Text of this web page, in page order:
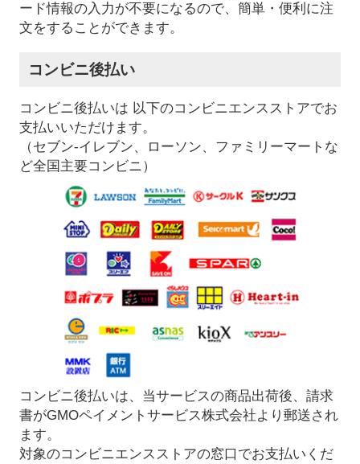
ード情報の入力が不要になるので、簡単・便利に注
文をすることができます。
コンビニ後払い
コンビニ後払いは 以下のコンビニエンスストアでお
支払いいただけます。
（セブン-イレブン、ローソン、ファミリーマートな
ど全国主要コンビニ）
コンビニ後払いは、当サービスの商品出荷後、請求
書がGMOペイメントサービス株式会社より郵送され
ます。
対象のコンビニエンスストアの窓口でお支払いくだ